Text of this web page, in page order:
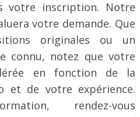
votre inscription. Notre
votre demande. Que
originales ou un
connu, notez que votre
en fonction de la
et de votre expérience.
rendez-vous